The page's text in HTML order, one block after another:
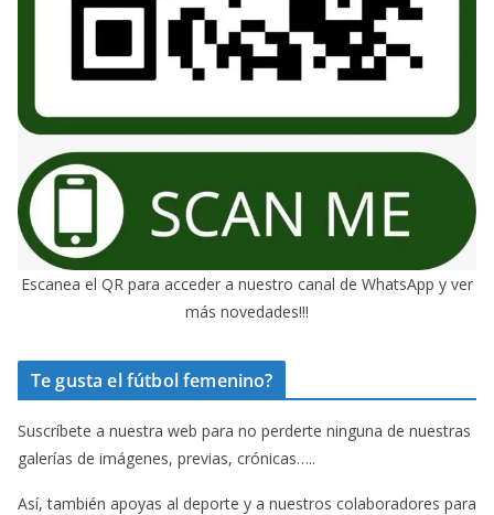
Escanea el QR para acceder a nuestro canal de WhatsApp y ver
más novedades!!!
Te gusta el fútbol femenino?
Suscríbete a nuestra web para no perderte ninguna de nuestras
galerías de imágenes, previas, crónicas…..
Así, también apoyas al deporte y a nuestros colaboradores para